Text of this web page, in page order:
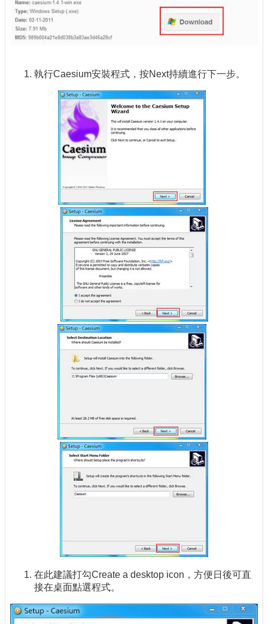
執行Caesium安裝程式，按Next持續進行下一步。
在此建議打勾Create a desktop icon，方便日後可直
接在桌面點選程式。